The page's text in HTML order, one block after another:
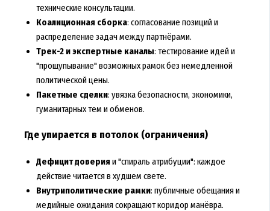
технические консультации.
Коалиционная сборка: согласование позиций и
распределение задач между партнёрами.
Трек-2 и экспертные каналы: тестирование идей и
"прощупывание" возможных рамок без немедленной
политической цены.
Пакетные сделки: увязка безопасности, экономики,
гуманитарных тем и обменов.
Где упирается в потолок (ограничения)
Дефицит доверия и "спираль атрибуции": каждое
действие читается в худшем свете.
Внутриполитические рамки: публичные обещания и
медийные ожидания сокращают коридор манёвра.